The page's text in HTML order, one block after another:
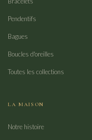
Pendentifs
Bagues
Boucles d'oreilles
Toutes les collections
LA MAISON
Notre histoire